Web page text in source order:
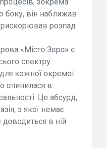
боку, він наближав
розпад
«Місто Зеро» є
спектру
для кожної окремої
опинилася в
Це абсурд,
з якої немає
в ній